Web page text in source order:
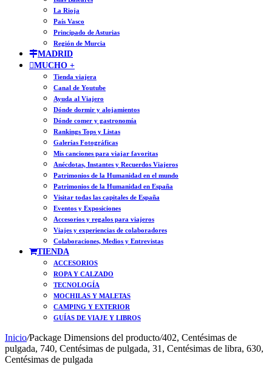
La Rioja
País Vasco
Principado de Asturias
Región de Murcia
MADRID
MUCHO +
Tienda viajera
Canal de Youtube
Ayuda al Viajero
Dónde dormir y alojamientos
Dónde comer y gastronomía
Rankings Tops y Listas
Galerías Fotográficas
Mis canciones para viajar favoritas
Anécdotas, Instantes y Recuerdos Viajeros
Patrimonios de la Humanidad en el mundo
Patrimonios de la Humanidad en España
Visitar todas las capitales de España
Eventos y Exposiciones
Accesorios y regalos para viajeros
Viajes y experiencias de colaboradores
Colaboraciones, Medios y Entrevistas
TIENDA
ACCESORIOS
ROPA Y CALZADO
TECNOLOGÍA
MOCHILAS Y MALETAS
CAMPING Y EXTERIOR
GUÍAS DE VIAJE Y LIBROS
Inicio/Package Dimensions del producto/402, Centésimas de
pulgada, 740, Centésimas de pulgada, 31, Centésimas de libra, 630,
Centésimas de pulgada